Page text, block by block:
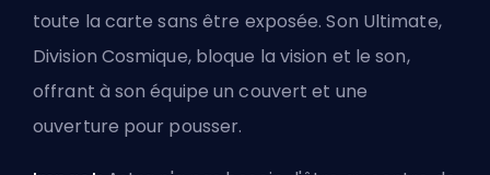
toute la carte sans être exposée. Son Ultimate,
Division Cosmique, bloque la vision et le son,
offrant à son équipe un couvert et une
ouverture pour pousser.